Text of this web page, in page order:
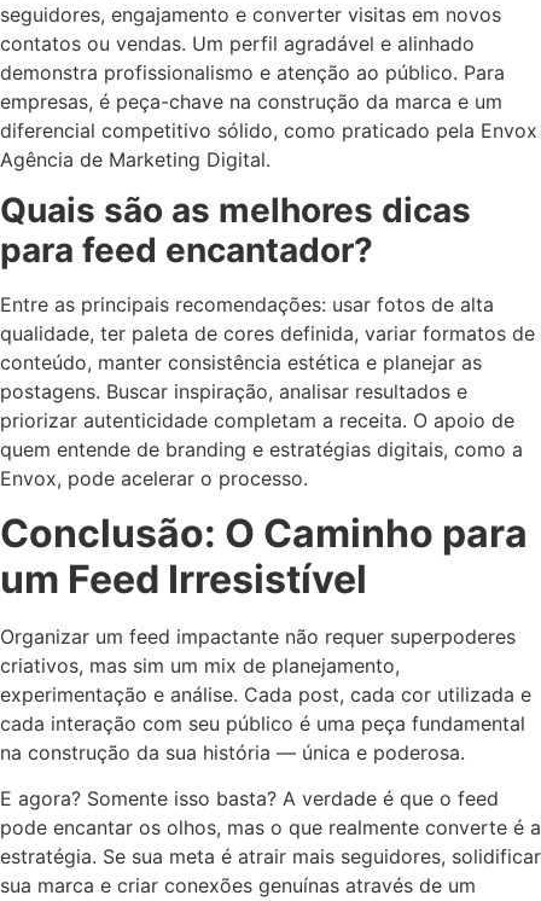
seguidores, engajamento e converter visitas em novos
contatos ou vendas. Um perfil agradável e alinhado
demonstra profissionalismo e atenção ao público. Para
empresas, é peça-chave na construção da marca e um
diferencial competitivo sólido, como praticado pela Envox
Agência de Marketing Digital.
Quais são as melhores dicas
para feed encantador?
Entre as principais recomendações: usar fotos de alta
qualidade, ter paleta de cores definida, variar formatos de
conteúdo, manter consistência estética e planejar as
postagens. Buscar inspiração, analisar resultados e
priorizar autenticidade completam a receita. O apoio de
quem entende de branding e estratégias digitais, como a
Envox, pode acelerar o processo.
Conclusão: O Caminho para
um Feed Irresistível
Organizar um feed impactante não requer superpoderes
criativos, mas sim um mix de planejamento,
experimentação e análise. Cada post, cada cor utilizada e
cada interação com seu público é uma peça fundamental
na construção da sua história — única e poderosa.
E agora? Somente isso basta? A verdade é que o feed
pode encantar os olhos, mas o que realmente converte é a
estratégia. Se sua meta é atrair mais seguidores, solidificar
sua marca e criar conexões genuínas através de um